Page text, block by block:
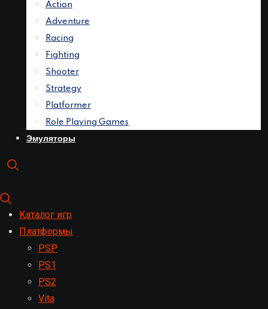
Action
Adventure
Racing
Fighting
Shooter
Strategy
Platformer
Role Playing Games
Эмуляторы
Каталог игр
Платформы
PSP
PS1
PS2
Vita